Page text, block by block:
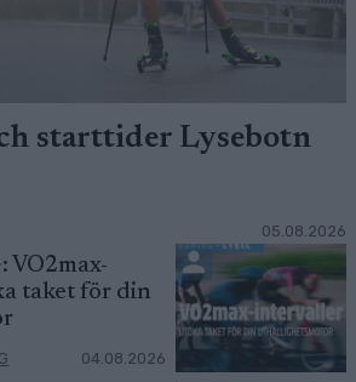
starttider Lysebotn
05.08.2026
VO2max-
taket för din
04.08.2026